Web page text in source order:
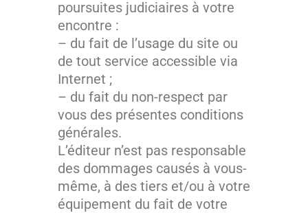
poursuites judiciaires à votre
encontre :
– du fait de l’usage du site ou
de tout service accessible via
Internet ;
– du fait du non-respect par
vous des présentes conditions
générales.
L’éditeur n’est pas responsable
des dommages causés à vous-
même, à des tiers et/ou à votre
équipement du fait de votre